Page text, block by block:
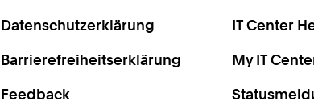
Datenschutzerklärung
Barrierefreiheitserklärung
Feedback
IT Center
My IT